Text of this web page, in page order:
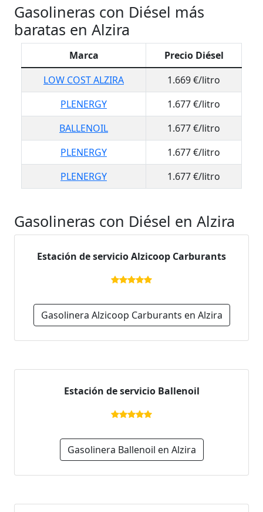
Gasolineras con Diésel más
baratas en Alzira
Marca
Precio Diésel
LOW COST ALZIRA
1.669 €/litro
PLENERGY
1.677 €/litro
BALLENOIL
1.677 €/litro
PLENERGY
1.677 €/litro
PLENERGY
1.677 €/litro
Gasolineras con Diésel en Alzira
Estación de servicio Alzicoop Carburants
Gasolinera Alzicoop Carburants en Alzira
Estación de servicio Ballenoil
Gasolinera Ballenoil en Alzira